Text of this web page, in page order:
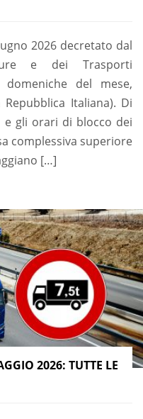
2026 decretato dal
e dei Trasporti
del mese,
Italiana). Di
gli orari di blocco dei
complessiva superiore
[…]
2026: TUTTE LE